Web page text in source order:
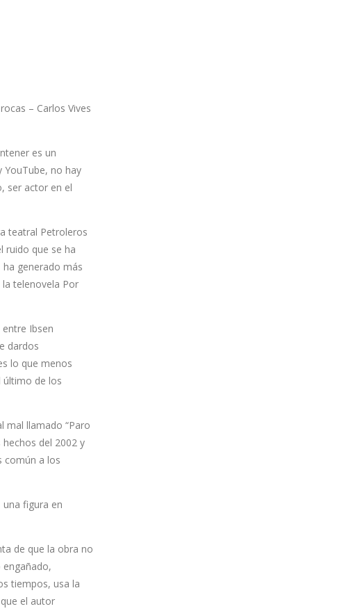
– Carlos Vives
es un
YouTube, no hay
ser actor en el
teatral Petroleros
ruido que se ha
generado más
telenovela Por
Ibsen
dardos
lo que menos
último de los
mal llamado “Paro
del 2002 y
común a los
una figura en
de que la obra no
engañado,
tiempos, usa la
el autor